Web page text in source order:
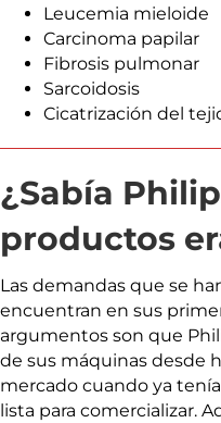
Leucemia mieloide
Carcinoma papilar
Fibrosis pulmonar
Sarcoidosis
Cicatrización del
¿Sabía
productos
Las demandas que se
encuentran en sus
argumentos son que
de sus máquinas desde
mercado cuando ya
lista para comercializar.